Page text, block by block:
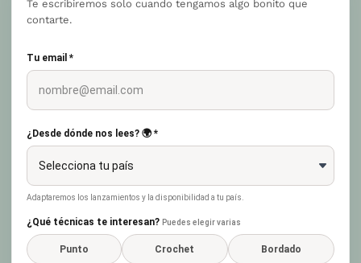
Te escribiremos solo cuando tengamos algo bonito que
contarte.
Tu email *
¿Desde dónde nos lees? 🌍 *
Adaptaremos los lanzamientos y la disponibilidad a tu país.
¿Qué técnicas te interesan? Puedes elegir varias
Punto Crochet Bordado